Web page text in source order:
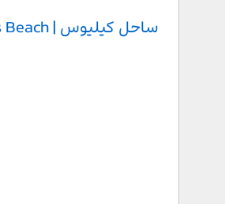
ساحل کیلیوس | Kilyos Beach